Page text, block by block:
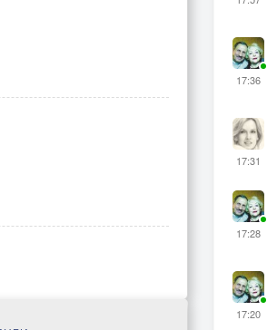
17:36
17:31
17:28
17:20